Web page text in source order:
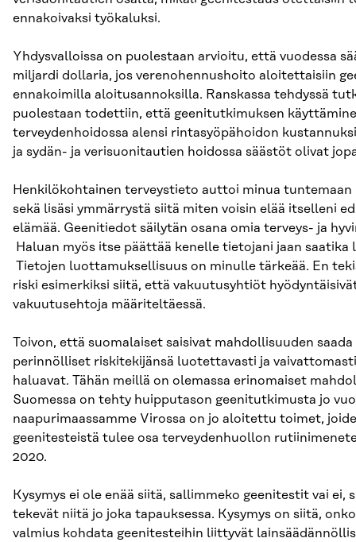
ennakoivaksi työkaluksi.
Yhdysvalloissa on puolestaan arvioitu, että vuodessa
miljardi dollaria, jos verenohennushoito aloitettaisiin
ennakoimilla aloitusannoksilla. Ranskassa tehdyssä
puolestaan todettiin, että geenitutkimuksen
terveydenhoidossa alensi rintasyöpähoidon
ja sydän- ja verisuonitautien hoidossa säästöt olivat
Henkilökohtainen terveystieto auttoi minua tuntemaan
sekä lisäsi ymmärrystä siitä miten voisin elää itselleni
elämää. Geenitiedot säilytän osana omia terveys- ja
Haluan myös itse päättää kenelle tietojani jaan saatika
Tietojen luottamuksellisuus on minulle tärkeää. En
riski esimerkiksi siitä, että vakuutusyhtiöt
vakuutusehtoja määriteltäessä.
Toivon, että suomalaiset saisivat mahdollisuuden
perinnölliset riskitekijänsä luotettavasti ja
haluavat. Tähän meillä on olemassa erinomaiset
Suomessa on tehty huipputason geenitutkimusta jo
naapurimaassamme Virossa on jo aloitettu toimet,
geenitesteistä tulee osa terveydenhuollon
2020.
Kysymys ei ole enää siitä, sallimmeko geenitestit vai ei,
tekevät niitä jo joka tapauksessa. Kysymys on siitä,
valmius kohdata geenitesteihin liittyvät